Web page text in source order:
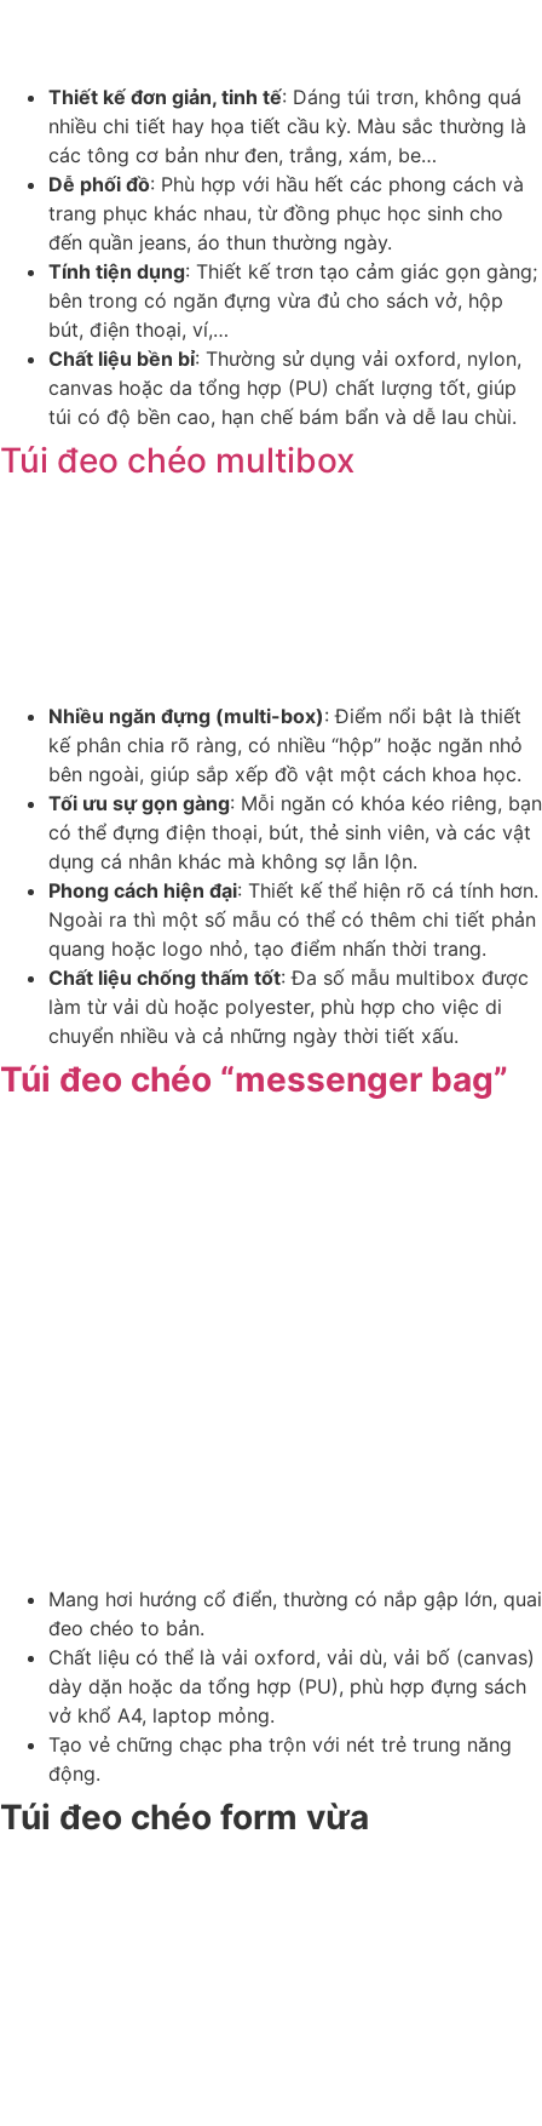
Thiết kế đơn giản, tinh tế: Dáng túi trơn, không quá
nhiều chi tiết hay họa tiết cầu kỳ. Màu sắc thường là
các tông cơ bản như đen, trắng, xám, be…
Dễ phối đồ: Phù hợp với hầu hết các phong cách và
trang phục khác nhau, từ đồng phục học sinh cho
đến quần jeans, áo thun thường ngày.
Tính tiện dụng: Thiết kế trơn tạo cảm giác gọn gàng;
bên trong có ngăn đựng vừa đủ cho sách vở, hộp
bút, điện thoại, ví,…
Chất liệu bền bỉ: Thường sử dụng vải oxford, nylon,
canvas hoặc da tổng hợp (PU) chất lượng tốt, giúp
túi có độ bền cao, hạn chế bám bẩn và dễ lau chùi.
Túi đeo chéo multibox
Nhiều ngăn đựng (multi-box): Điểm nổi bật là thiết
kế phân chia rõ ràng, có nhiều “hộp” hoặc ngăn nhỏ
bên ngoài, giúp sắp xếp đồ vật một cách khoa học.
Tối ưu sự gọn gàng: Mỗi ngăn có khóa kéo riêng, bạn
có thể đựng điện thoại, bút, thẻ sinh viên, và các vật
dụng cá nhân khác mà không sợ lẫn lộn.
Phong cách hiện đại: Thiết kế thể hiện rõ cá tính hơn.
Ngoài ra thì một số mẫu có thể có thêm chi tiết phản
quang hoặc logo nhỏ, tạo điểm nhấn thời trang.
Chất liệu chống thấm tốt: Đa số mẫu multibox được
làm từ vải dù hoặc polyester, phù hợp cho việc di
chuyển nhiều và cả những ngày thời tiết xấu.
Túi đeo chéo “messenger bag”
Mang hơi hướng cổ điển, thường có nắp gập lớn, quai
đeo chéo to bản.
Chất liệu có thể là vải oxford, vải dù, vải bố (canvas)
dày dặn hoặc da tổng hợp (PU), phù hợp đựng sách
vở khổ A4, laptop mỏng.
Tạo vẻ chững chạc pha trộn với nét trẻ trung năng
động.
Túi đeo chéo form vừa